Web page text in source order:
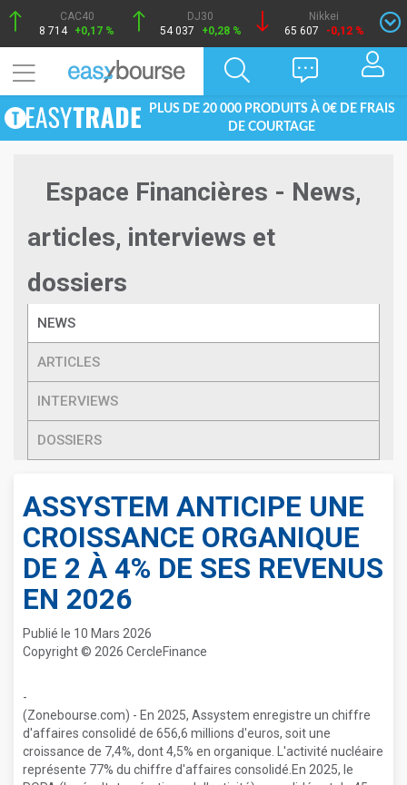
CAC40
8 714 +0,17 %
DJ30
54 037
+0,28 %
Nikkei
65 607
-0,12 %
PLUS DE 20 000 PRODUITS À 0€ DE FRAIS
DE COURTAGE
Espace Financières - News,
articles, interviews et
dossiers
NEWS
ARTICLES
INTERVIEWS
DOSSIERS
ASSYSTEM ANTICIPE UNE
CROISSANCE ORGANIQUE
DE 2 À 4% DE SES REVENUS
EN 2026
Publié le 10 Mars 2026
Copyright © 2026 CercleFinance
-
(Zonebourse.com) - En 2025, Assystem enregistre un chiffre
d'affaires consolidé de 656,6 millions d'euros, soit une
croissance de 7,4%, dont 4,5% en organique. L'activité nucléaire
représente 77% du chiffre d'affaires consolidé.En 2025, le